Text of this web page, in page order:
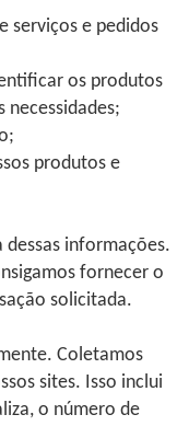
serviços e pedidos
os produtos
necessidades;
produtos e
informações.
fornecer o
solicitada.
Coletamos
sites. Isso inclui
o número de